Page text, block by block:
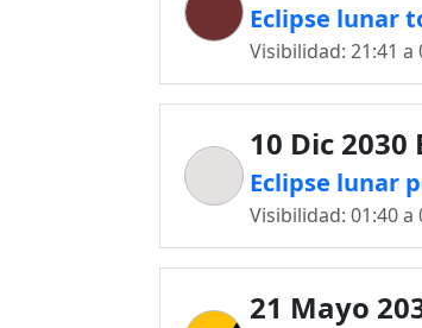
Eclipse lunar
Visibilidad: 21:41 a
10 Dic
Eclipse lunar
Visibilidad: 01:40 a
21 Mayo